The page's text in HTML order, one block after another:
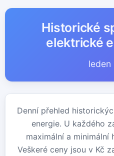
Historické
elektrické
leden
Denní přehled
energie. U každého
maximální a minimální
Veškeré ceny jsou v Kč